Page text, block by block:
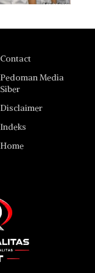
Contact
Pedoman Media
Siber
Disclaimer
Indeks
Home